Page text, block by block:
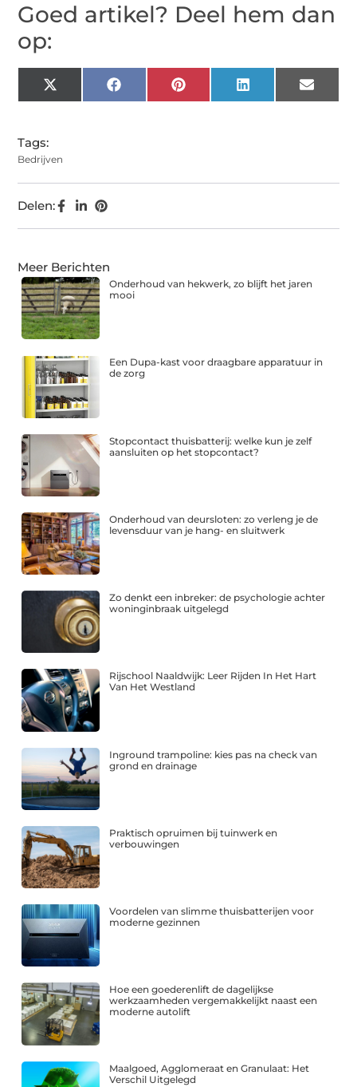
Goed artikel? Deel hem dan
op:
X
(Twitter)
Facebook Pinterest LinkedIn Email
Tags:
Bedrijven
Delen:
Meer Berichten
Onderhoud van hekwerk, zo blijft het jaren
mooi
Een Dupa-kast voor draagbare apparatuur in
de zorg
Stopcontact thuisbatterij: welke kun je zelf
aansluiten op het stopcontact?
Onderhoud van deursloten: zo verleng je de
levensduur van je hang- en sluitwerk
Zo denkt een inbreker: de psychologie achter
woninginbraak uitgelegd
Rijschool Naaldwijk: Leer Rijden In Het Hart
Van Het Westland
Inground trampoline: kies pas na check van
grond en drainage
Praktisch opruimen bij tuinwerk en
verbouwingen
Voordelen van slimme thuisbatterijen voor
moderne gezinnen
Hoe een goederenlift de dagelijkse
werkzaamheden vergemakkelijkt naast een
moderne autolift
Maalgoed, Agglomeraat en Granulaat: Het
Verschil Uitgelegd